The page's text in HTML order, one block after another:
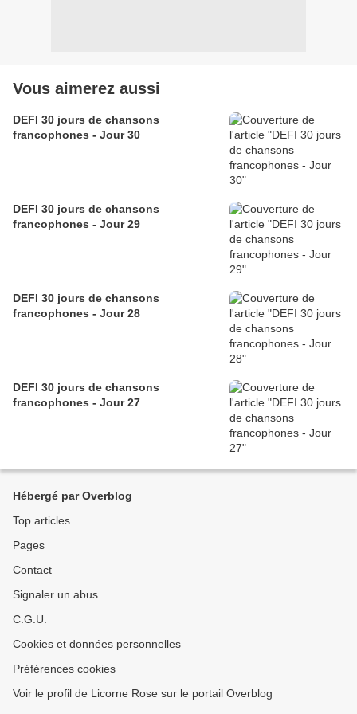
Vous aimerez aussi
DEFI 30 jours de chansons
francophones - Jour 30
DEFI 30 jours de chansons
francophones - Jour 29
DEFI 30 jours de chansons
francophones - Jour 28
DEFI 30 jours de chansons
francophones - Jour 27
Hébergé par Overblog
Top articles
Pages
Contact
Signaler un abus
C.G.U.
Cookies et données personnelles
Préférences cookies
Voir le profil de Licorne Rose sur le portail Overblog